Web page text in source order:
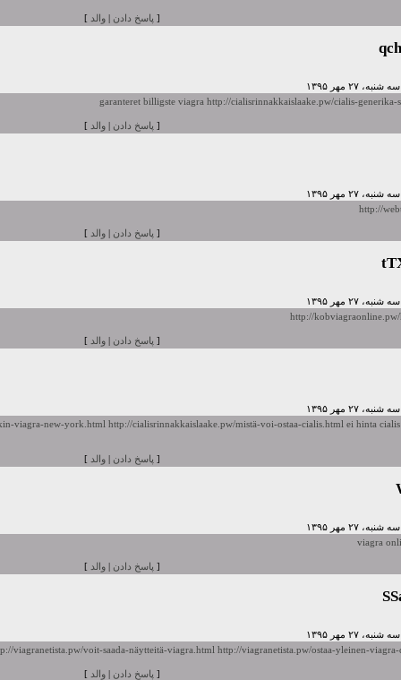
[ پاسخ دادن | والد ]
garanteret billigste viagra http://cialisrinnakkaislaake.pw/cialis-
[ پاسخ دادن | والد ]
http://
[ پاسخ دادن | والد ]
http://
[ پاسخ دادن | والد ]
viagra-new-york.html http://cialisrinnakkaislaake.pw/mistä-voi-ostaa-cialis.html ei hinta
[ پاسخ دادن | والد ]
viagra
[ پاسخ دادن | والد ]
viagranetista.pw/voit-saada-näytteitä-viagra.html http://viagranetista.pw/ostaa-yleinen-
[ پاسخ دادن | والد ]